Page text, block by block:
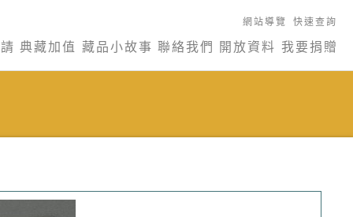
網站導覽 快速查詢
典藏加值 藏品小故事 聯絡我們 開放資料 我要捐贈